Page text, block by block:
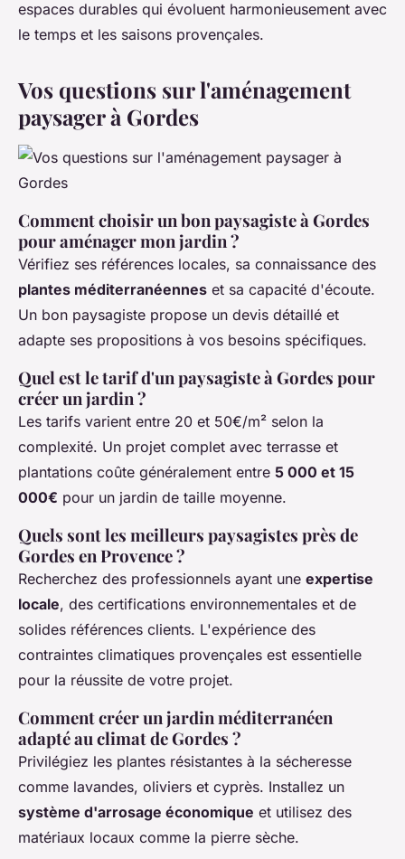
espaces durables qui évoluent harmonieusement avec
le temps et les saisons provençales.
Vos questions sur l'aménagement
paysager à Gordes
Comment choisir un bon paysagiste à Gordes
pour aménager mon jardin ?
Vérifiez ses références locales, sa connaissance des
plantes méditerranéennes et sa capacité d'écoute.
Un bon paysagiste propose un devis détaillé et
adapte ses propositions à vos besoins spécifiques.
Quel est le tarif d'un paysagiste à Gordes pour
créer un jardin ?
Les tarifs varient entre 20 et 50€/m² selon la
complexité. Un projet complet avec terrasse et
plantations coûte généralement entre 5 000 et 15
000€ pour un jardin de taille moyenne.
Quels sont les meilleurs paysagistes près de
Gordes en Provence ?
Recherchez des professionnels ayant une expertise
locale, des certifications environnementales et de
solides références clients. L'expérience des
contraintes climatiques provençales est essentielle
pour la réussite de votre projet.
Comment créer un jardin méditerranéen
adapté au climat de Gordes ?
Privilégiez les plantes résistantes à la sécheresse
comme lavandes, oliviers et cyprès. Installez un
système d'arrosage économique et utilisez des
matériaux locaux comme la pierre sèche.